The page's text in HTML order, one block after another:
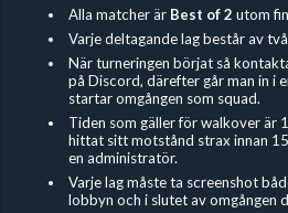
Alla matcher är Best of 2 utom
Varje deltagande lag består av
När turneringen börjat så
på Discord, därefter går man in i
startar omgången som squad.
Tiden som gäller för walkover är
hittat sitt motstånd strax innan
en administratör.
Varje lag måste ta screenshot
lobbyn och i slutet av omgången